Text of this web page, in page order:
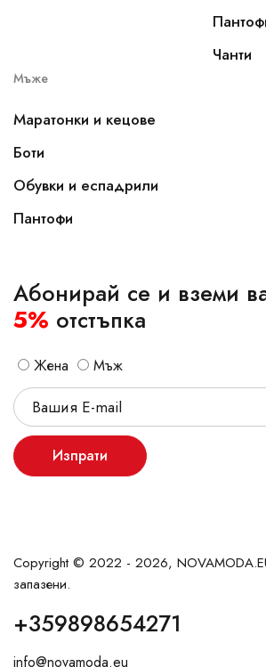
Чанти
Мъже
Маратонки и кецове
Боти
Обувки и еспадрили
Пантофи
Абонирай се и вземи
5% отстъпка
Жена Мъж
Изпрати
Copyright © 2022 - 2026,
запазени.
+359898654271
info@novamoda.eu